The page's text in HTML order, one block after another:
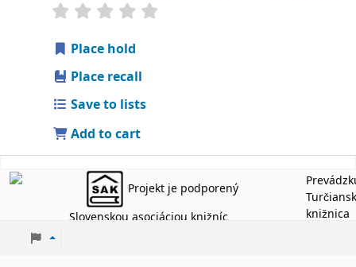
Place hold
Place recall
Save to lists
Add to cart
Projekt je podporený
Slovenskou asociáciou knižníc
knižnica